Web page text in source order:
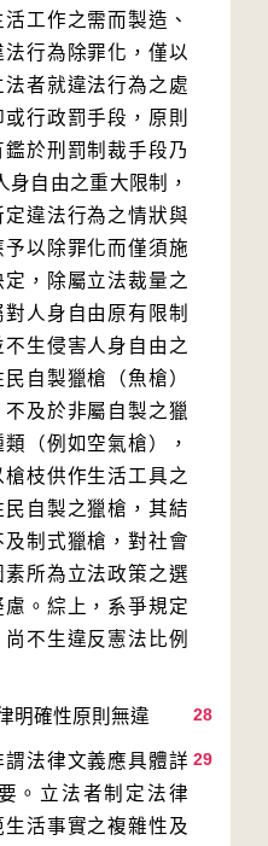
工作之需而製造、
行為除罪化，僅以
者就違法行為之處
行政罰手段，原則
鑑於刑罰制裁手段乃
自由之重大限制，
違法行為之情狀與
以除罪化而僅須施
，除屬立法裁量之
人身自由原有限制
生侵害人身自由之
自製獵槍（魚槍）
及於非屬自製之獵
（例如空氣槍），
枝供作生活工具之
自製之獵槍，其結
制式獵槍，對社會
所為立法政策之選
。綜上，系爭規定
不生違反憲法比例
28
29
法律文義應具體詳
。立法者制定法律
活事實之複雜性及